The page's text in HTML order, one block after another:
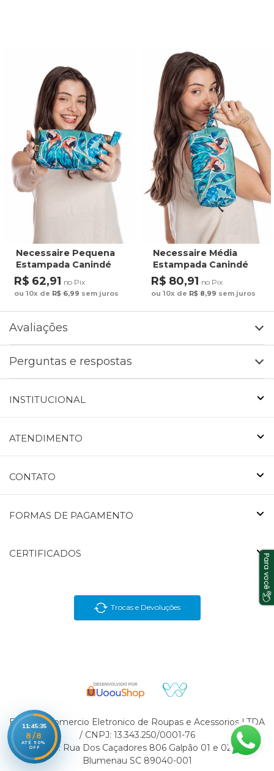
Necessaire Pequena
Estampada Canindé
Bananas e Lírio
R$ 62,91 no Pix
ou 10x de R$ 6,99 sem juros
Necessaire Média
Estampada Canindé
Bananas e Lírio
R$ 80,91 no Pix
ou 10x de R$ 8,99 sem juros
Avaliações
Perguntas e respostas
INSTITUCIONAL
ATENDIMENTO
CONTATO
FORMAS DE PAGAMENTO
CERTIFICADOS
Trocas e Devoluções
En Brasil Comercio Eletronico de Roupas e Acessorios LTDA
/ CNPJ: 13.343.250/0001-76
Endereço: Rua Dos Caçadores 806 Galpão 01 e 02 Velha
Blumenau SC 89040-001
11:45:35
8/8
ATÉ 50%
OFF